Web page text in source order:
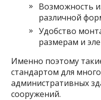
Возможность
различной
Удобство
размерам и
Именно поэтому
стандартом для
административных
сооружений.